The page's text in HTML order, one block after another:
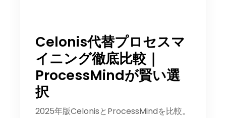
Celonis代替プロセスマ
イニング徹底比較｜
ProcessMindが賢い選
択
2025年版CelonisとProcessMindを比較。